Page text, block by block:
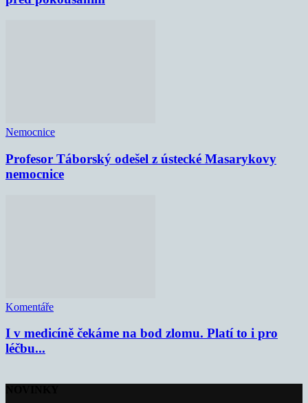
Nemocnice
Profesor Táborský odešel z ústecké Masarykovy
nemocnice
Komentáře
I v medicíně čekáme na bod zlomu. Platí to i pro
léčbu...